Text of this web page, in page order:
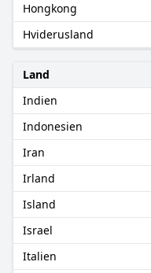
Hongkong
Hviderusland
Land
Indien
Indonesien
Iran
Irland
Island
Israel
Italien